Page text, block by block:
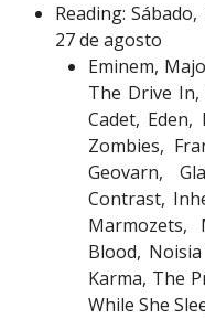
Reading:
27 de agosto
Eminem,
The Drive In,
Cadet,
Zombies,
Geovarn,
Contrast,
Marmozets,
Blood, Noisia
Karma, The
While She